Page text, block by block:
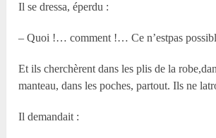
Il se dressa, éperdu :
– Quoi !… comment !… Ce n’estpas
Et ils cherchèrent dans les plis de la
manteau, dans les poches, partout. Ils ne
Il demandait :